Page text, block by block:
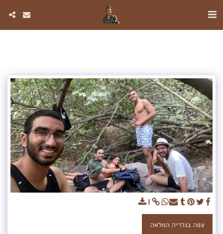
צפה בגלריה המלאה